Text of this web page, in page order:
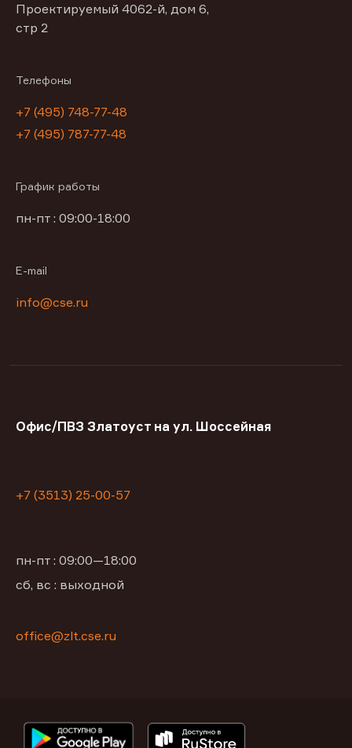
Проектируемый 4062-й, дом 6,
стр 2
Телефоны
+7 (495) 748-77-48
+7 (495) 787-77-48
График работы
пн-пт : 09:00-18:00
E-mail
info@cse.ru
Офис/ПВЗ Златоуст на ул. Шоссейная
+7 (3513) 25-00-57
пн-пт : 09:00—18:00
сб, вс : выходной
office@zlt.cse.ru